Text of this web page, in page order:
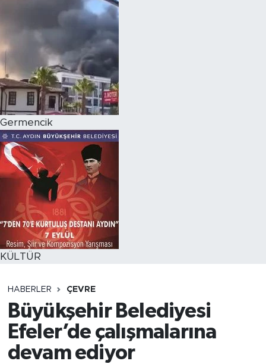
Germencik
KÜLTÜR
HABERLER ÇEVRE
Büyükşehir Belediyesi
Efeler’de çalışmalarına
devam ediyor